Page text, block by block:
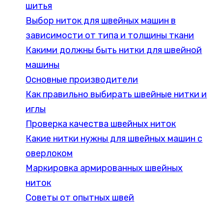
шитья
Выбор ниток для швейных машин в
зависимости от типа и толщины ткани
Какими должны быть нитки для швейной
машины
Основные производители
Как правильно выбирать швейные нитки и
иглы
Проверка качества швейных ниток
Какие нитки нужны для швейных машин с
оверлоком
Маркировка армированных швейных
ниток
Советы от опытных швей